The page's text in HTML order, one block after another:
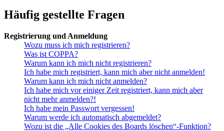
Häufig gestellte Fragen
Registrierung und Anmeldung
Wozu muss ich mich registrieren?
Was ist COPPA?
Warum kann ich mich nicht registrieren?
Ich habe mich registriert, kann mich aber nicht anmelden!
Warum kann ich mich nicht anmelden?
Ich habe mich vor einiger Zeit registriert, kann mich aber
nicht mehr anmelden?!
Ich habe mein Passwort vergessen!
Warum werde ich automatisch abgemeldet?
Wozu ist die „Alle Cookies des Boards löschen“-Funktion?